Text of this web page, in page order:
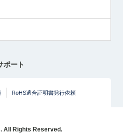
ポート
RoHS適合証明書発行依頼
All Rights Reserved.